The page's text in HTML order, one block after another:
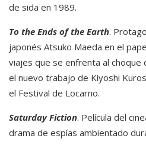
de sida en 1989.
To the Ends of the Earth.
japonés Atsuko Maeda en el
viajes que se enfrenta al choque
el nuevo trabajo de Kiyoshi
el Festival de Locarno.
Saturday Fiction. Película del
drama de espías ambientado